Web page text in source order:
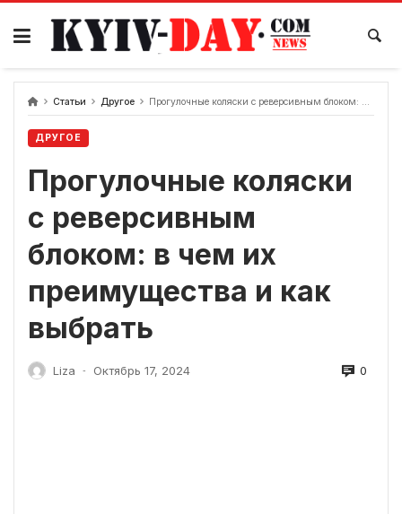
перейти
содержанию
Статьи Другое Прогулочные коляски с реверсивным блоком: в чем их преимущества и как выбрать
ДРУГОЕ
Прогулочные коляски
с реверсивным
блоком: в чем их
преимущества и как
выбрать
Liza - Октябрь 17, 2024 0